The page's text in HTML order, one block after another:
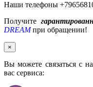
Наши телефоны
Получите
DREAMпри обращении!
×
Вы можете связаться с
вас сервиса: